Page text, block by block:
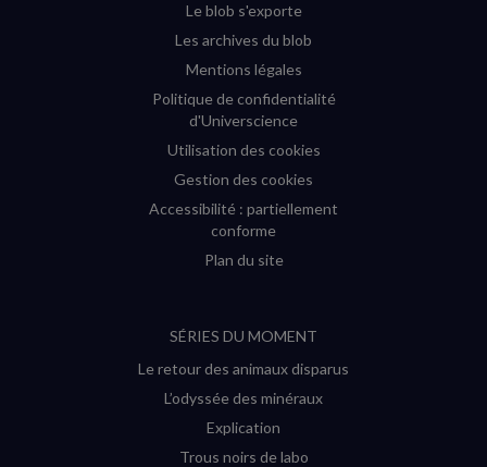
Le blob s'exporte
Les archives du blob
Mentions légales
Politique de confidentialité
d'Universcience
Utilisation des cookies
Gestion des cookies
Accessibilité : partiellement
conforme
Plan du site
SÉRIES DU MOMENT
Le retour des animaux disparus
L’odyssée des minéraux
Explication
Trous noirs de labo